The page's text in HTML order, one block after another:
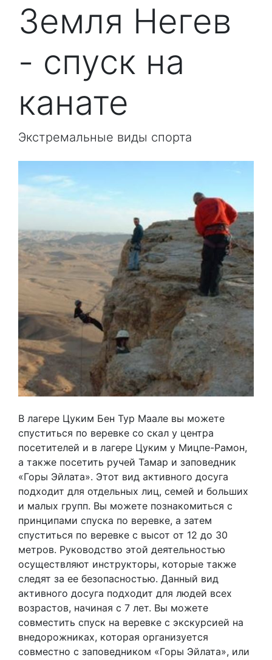
Земля Негев
- спуск на
канате
Экстремальные виды спорта
В лагере Цуким Бен Тур Маале вы можете
спуститься по веревке со скал у центра
посетителей и в лагере Цуким у Мицпе-Рамон,
а также посетить ручей Тамар и заповедник
«Горы Эйлата». Этот вид активного досуга
подходит для отдельных лиц, семей и больших
и малых групп. Вы можете познакомиться с
принципами спуска по веревке, а затем
спуститься по веревке с высот от 12 до 30
метров. Руководство этой деятельностью
осуществляют инструкторы, которые также
следят за ее безопасностью. Данный вид
активного досуга подходит для людей всех
возрастов, начиная с 7 лет. Вы можете
совместить спуск на веревке с экскурсией на
внедорожниках, которая организуется
совместно с заповедником «Горы Эйлата», или